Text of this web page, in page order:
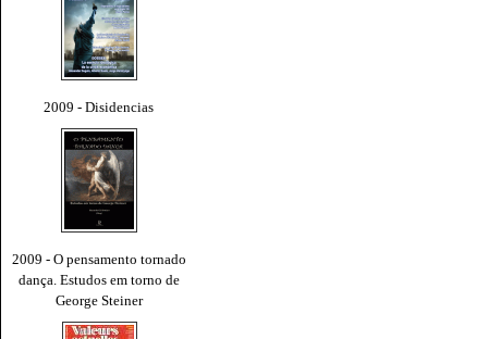
2009 - Disidencias
2009 - O pensamento tornado
dança. Estudos em torno de
George Steiner